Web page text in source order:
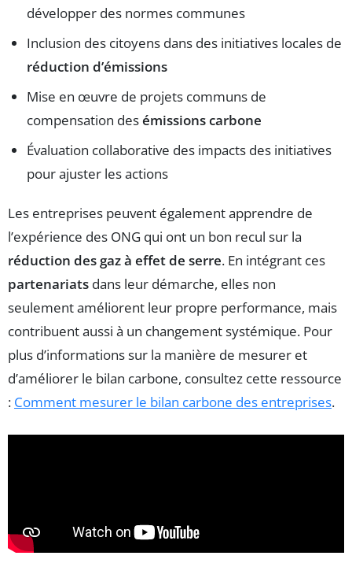
développer des normes communes
Inclusion des citoyens dans des initiatives locales de
réduction d’émissions
Mise en œuvre de projets communs de
compensation desémissions carbone
Évaluation collaborative des impacts des initiatives
pour ajuster les actions
Les entreprises peuvent également apprendre de
l’expérience des ONG qui ont un bon recul sur la
réduction des gaz à effet de serre. En intégrant ces
partenariats dans leur démarche, elles non
seulement améliorent leur propre performance, mais
contribuent aussi à un changement systémique. Pour
plus d’informations sur la manière de mesurer et
d’améliorer le bilan carbone, consultez cette ressource
: Comment mesurer le bilan carbone des entreprises.